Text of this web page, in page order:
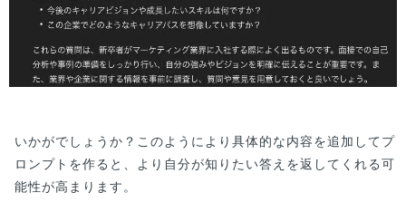
いかがでしょうか？このようにより具体的な内容を追加してプ
ロンプトを作ると、より自分が知りたい答えを返してくれる可
能性が高まります。